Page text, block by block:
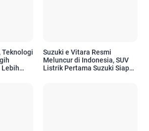
Teknologi
Lebih
Suzuki e Vitara Resmi
Meluncur di Indonesia, SUV
Listrik Pertama Suzuki Siap